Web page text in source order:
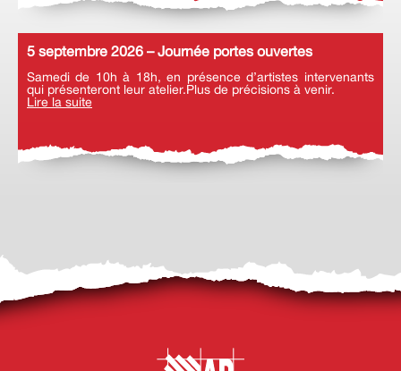
5 septembre 2026 – Journée portes ouvertes
Samedi de 10h à 18h, en présence d’artistes intervenants
qui présenteront leur atelier.Plus de précisions à venir.
Lire la suite